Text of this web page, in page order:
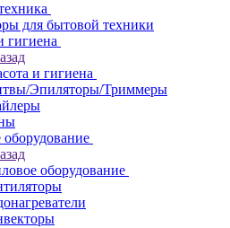
для бытовой техники
гигиена
и гигиена
Эпиляторы/Триммеры
оборудование
оборудование